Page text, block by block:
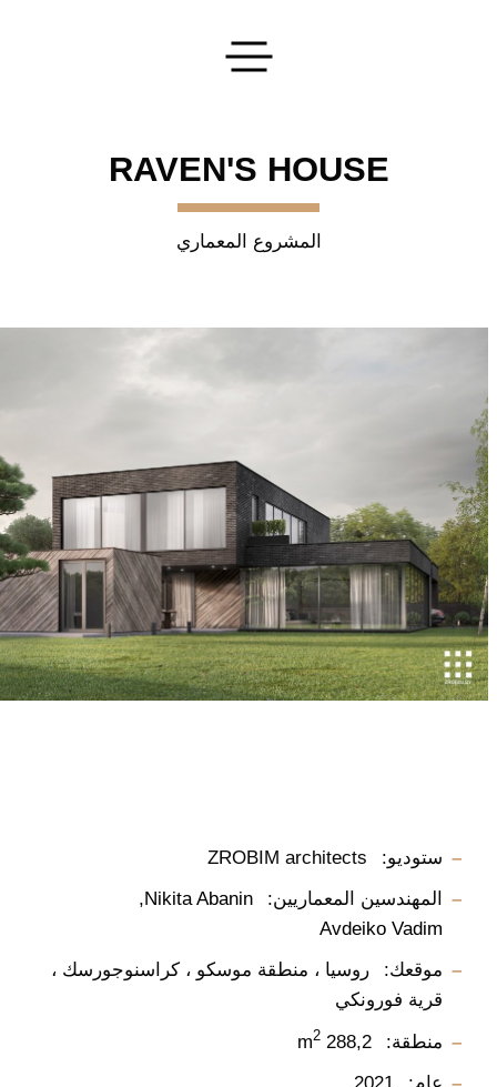
ستوديو:
المهندسين المعماريين:
Nikita Abanin
Avdeiko Vadim
موقعك:
روسيا ، منطقة موسكو ، كراسنوجورسك ،
قرية فورونكي
منطقة:
2
RAVEN'S HOUSE
المشروع المعماري